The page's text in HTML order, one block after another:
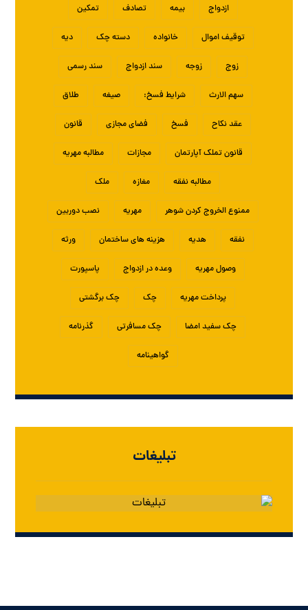
ازدواج بیمه تصادف تمکین
توقیف اموال خانواده دسته چک دیه
زوج زوجه سند ازدواج سند رسمی
سهم الارث شرایط فسخ: صیغه طلاق
عقد نکاح فسخ فضای مجازی قانون
قانون تملک آپارتمان مجازات مطالبه مهریه
مطالبه نفقه مغازه ملک
ممنوع الخروج کردن شوهر مهریه نصب دوربین
نفقه هدیه هزینه های ساختمان ورثه
وصول مهریه وعده در ازدواج پاسپورت
پرداخت مهریه چک چک برگشتی
چک سفید امضا چک مسافرتی گذرنامه
گواهینامه
تبلیغات